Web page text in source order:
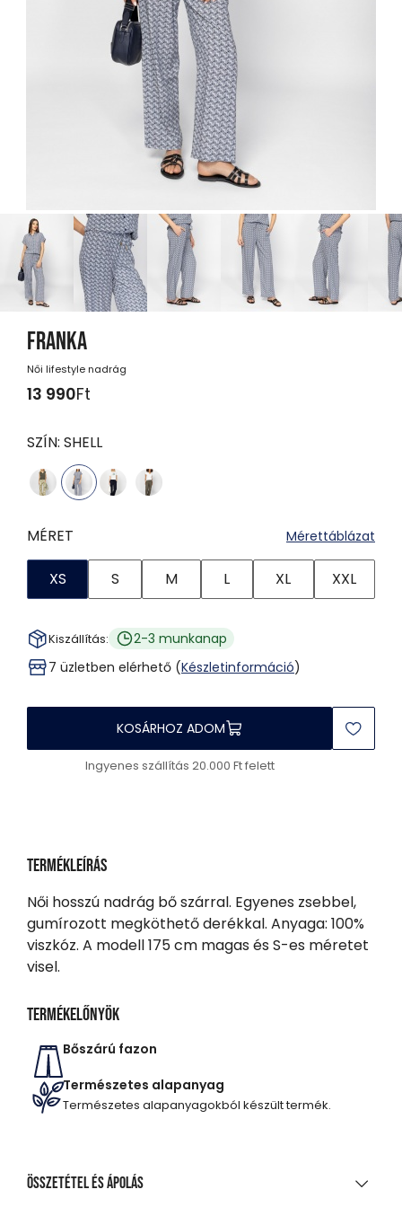
FRANKA
Női lifestyle nadrág
13 990Ft
SZÍN: SHELL
MÉRET Mérettáblázat
XS S M L XL XXL
Kiszállítás:
2-3 munkanap
7 üzletben elérhető (Készletinformáció)
KOSÁRHOZ ADOM
Ingyenes szállítás 20.000 Ft felett
Termékleírás
Női hosszú nadrág bő szárral. Egyenes zsebbel,
gumírozott megköthető derékkal. Anyaga: 100%
viszkóz. A modell 175 cm magas és S-es méretet
visel.
Termékelőnyök
Bőszárú fazon
Természetes alapanyag
Természetes alapanyagokból készült termék.
Összetétel és ápolás